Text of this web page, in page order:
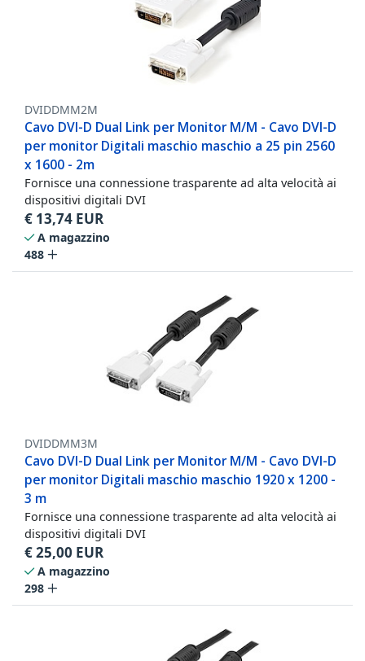
DVIDDMM2M
Cavo DVI-D Dual Link per Monitor M/M - Cavo DVI-D
per monitor Digitali maschio maschio a 25 pin 2560
x 1600 - 2m
Fornisce una connessione trasparente ad alta velocità ai
dispositivi digitali DVI
€ 13,74 EUR
A magazzino
488
DVIDDMM3M
Cavo DVI-D Dual Link per Monitor M/M - Cavo DVI-D
per monitor Digitali maschio maschio 1920 x 1200 -
3 m
Fornisce una connessione trasparente ad alta velocità ai
dispositivi digitali DVI
€25,00 EUR
A magazzino
298